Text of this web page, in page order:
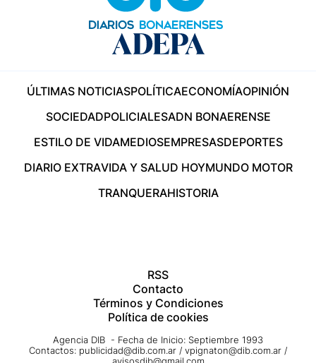
ÚLTIMAS NOTICIASPOLÍTICAECONOMÍAOPINIÓN
SOCIEDADPOLICIALESADN BONAERENSE
ESTILO DE VIDAMEDIOSEMPRESASDEPORTES
DIARIO EXTRAVIDA Y SALUD HOYMUNDO MOTOR
TRANQUERAHISTORIA
RSS
Contacto
Términos y Condiciones
Política de cookies
Agencia DIB - Fecha de Inicio: Septiembre 1993
Contactos: publicidad@dib.com.ar / vpignaton@dib.com.ar /
avisosdib@gmail.com